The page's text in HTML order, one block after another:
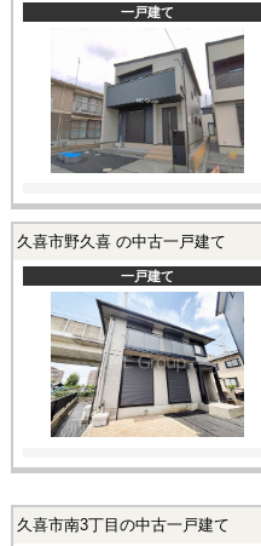
一戸建て
久喜市野久喜 の中古一戸建て
一戸建て
久喜市南3丁目の中古一戸建て